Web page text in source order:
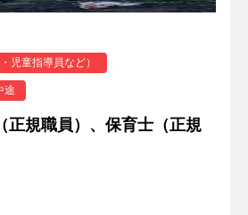
児童指導員など）
途
正規職員）、保育士（正規